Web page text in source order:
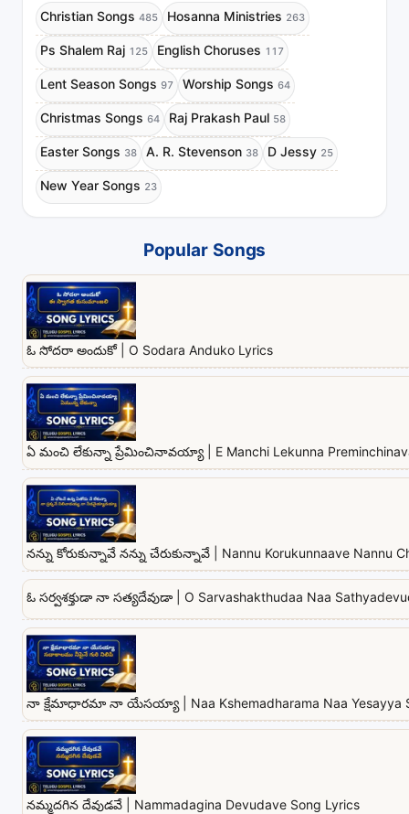
Christian Songs 485 Hosanna Ministries 263
Ps Shalem Raj 125 English Choruses 117
Lent Season Songs 97 Worship Songs 64
Christmas Songs 64 Raj Prakash Paul 58
Easter Songs 38 A. R. Stevenson 38 D Jessy 25
New Year Songs 23
Popular Songs
ఓ సోదరా అందుకో | O Sodara Anduko Lyrics
ఏ మంచి లేకున్నా ప్రేమించినావయ్యా | E Manchi Lekunna
నన్ను కోరుకున్నావే నన్ను చేరుకున్నావే | Nannu Korukunnaave Nannu
ఓ సర్వశక్తుడా నా సత్యదేవుడా | O Sarvashakthudaa Naa
నా క్షేమాధారమా నా యేసయ్యా | Naa Kshemadharama Naa Yesayya
నమ్మదగిన దేవుడవే | Nammadagina Devudave Song Lyrics